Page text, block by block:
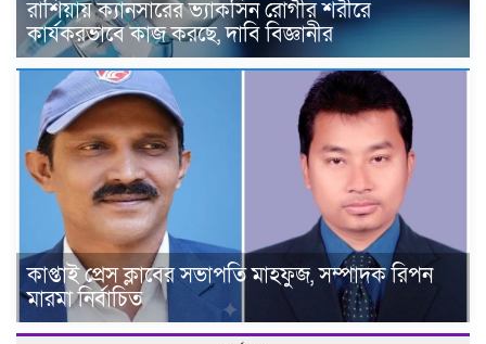
রাশিয়ায় ক্যানসারের ভ্যাকসিন রোগীর শরীরে
কার্যকরভাবে কাজ করছে, দাবি বিজ্ঞানীর
কাপ্তাই প্রেস ক্লাবের সভাপতি মাহফুজ, সম্পাদক রিপন
মারমা নির্বাচিত